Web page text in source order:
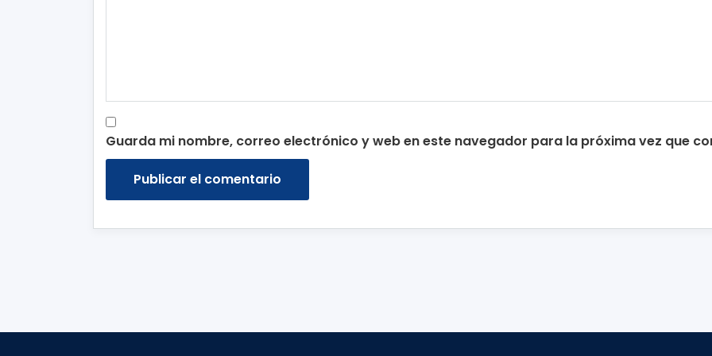
Guarda mi nombre, correo electrónico y web en este navegador para la próxima vez que